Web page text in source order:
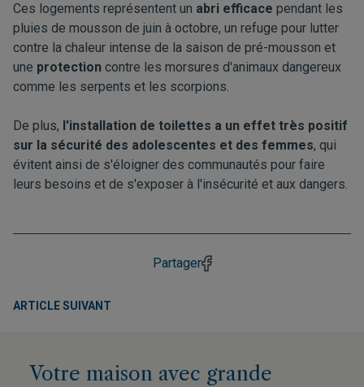
Ces logements représentent un abri efficace pendant les
pluies de mousson de juin à octobre, un refuge pour lutter
contre la chaleur intense de la saison de pré-mousson et
une protection contre les morsures d'animaux dangereux
comme les serpents et les scorpions.
De plus, l'installation de toilettes a un effet très positif
sur la sécurité des adolescentes et des femmes, qui
évitent ainsi de s'éloigner des communautés pour faire
leurs besoins et de s'exposer à l'insécurité et aux dangers.
Partager
ARTICLE SUIVANT
Votre maison avec grande